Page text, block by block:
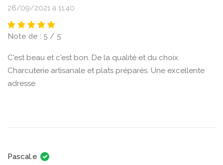
28/09/2021 à 11:40
Note de : 5 / 5
C'est beau et c'est bon. De la qualité et du choix.
Charcuterie artisanale et plats préparés. Une excellente
adresse.
Pascal.e